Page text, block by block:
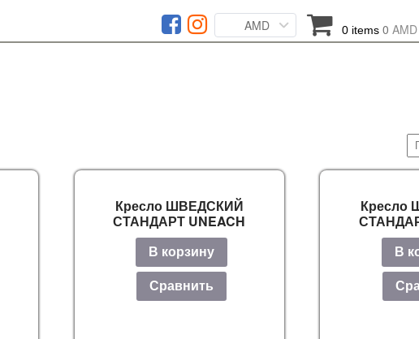
AMD 0 items 0 AMD
Кресло ШВЕДСКИЙ
СТАНДАРТ UNEACH
В корзину
Сравнить
Кресло
В